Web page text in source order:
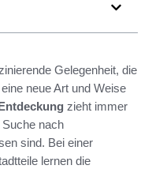
Gelegenheit, die
neue Art und Weise
zieht immer
nach
sind. Bei einer
lernen die